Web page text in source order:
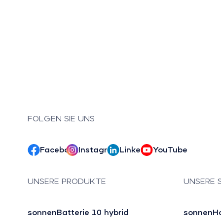
FOLGEN SIE UNS
FacebookInstagramLinkedInYouTube
UNSERE PRODUKTE
sonnenBatterie 10 hybrid
UNSERE